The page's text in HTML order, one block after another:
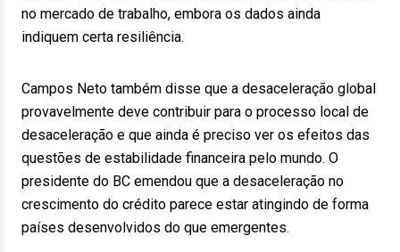
no mercado de trabalho, embora os dados ainda
indiquem certa resiliência.
Campos Neto também disse que a desaceleração global
provavelmente deve contribuir para o processo local de
desaceleração e que ainda é preciso ver os efeitos das
questões de estabilidade financeira pelo mundo. O
presidente do BC emendou que a desaceleração no
crescimento do crédito parece estar atingindo de forma
países desenvolvidos do que emergentes.